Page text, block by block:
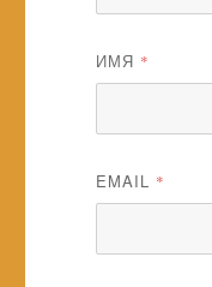
ИМЯ *
EMAIL *